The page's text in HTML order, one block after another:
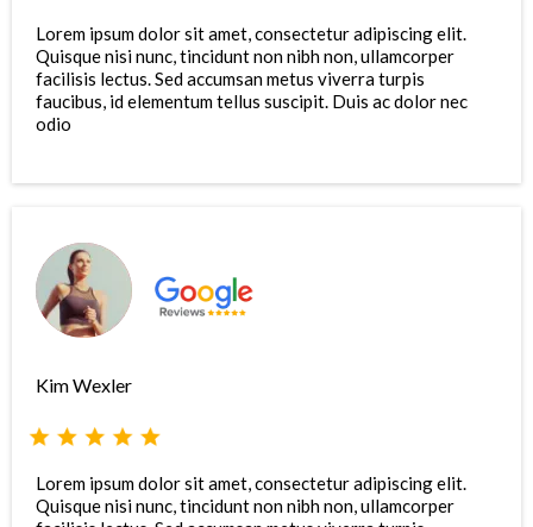
Lorem ipsum dolor sit amet, consectetur adipiscing elit.
Quisque nisi nunc, tincidunt non nibh non, ullamcorper
facilisis lectus. Sed accumsan metus viverra turpis
faucibus, id elementum tellus suscipit. Duis ac dolor nec
odio
Kim Wexler
Lorem ipsum dolor sit amet, consectetur adipiscing elit.
Quisque nisi nunc, tincidunt non nibh non, ullamcorper